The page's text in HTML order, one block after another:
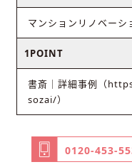
マンションリノベーシ
1POINT
書斎｜詳細事例（
sozai/）
0120-453-